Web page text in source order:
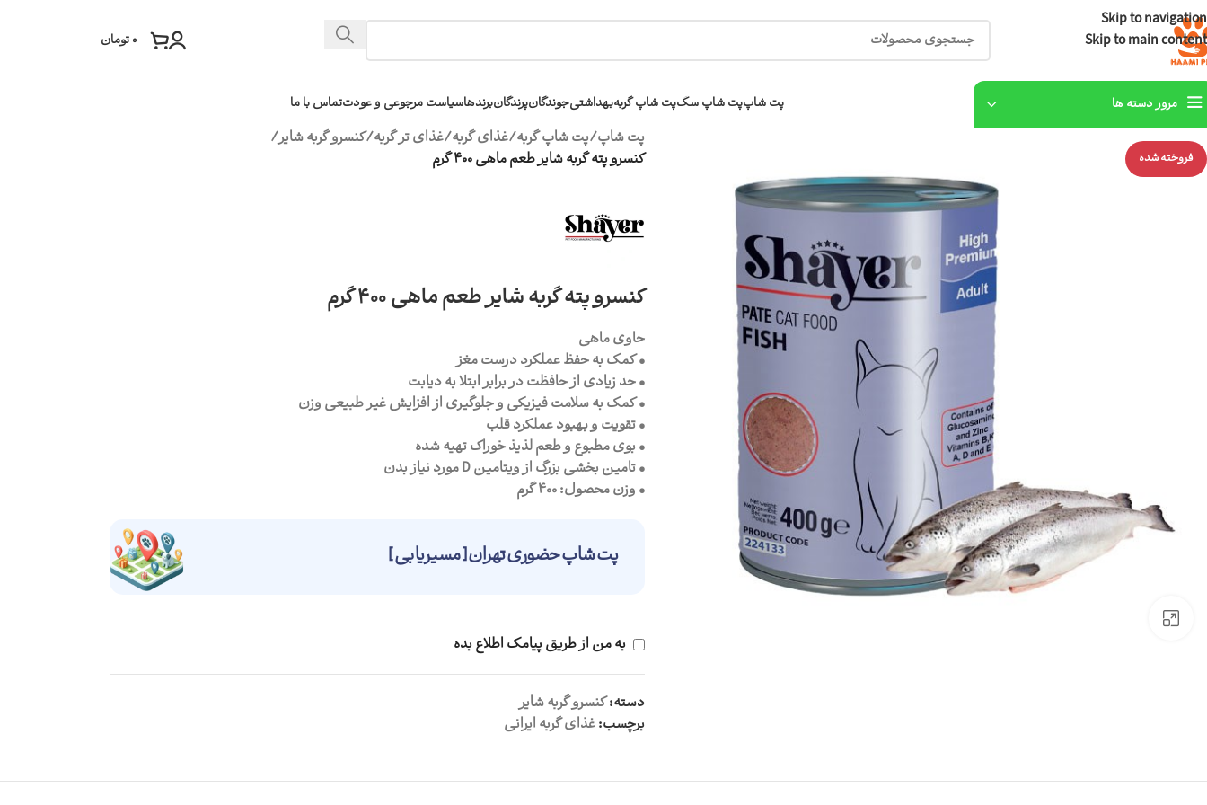
Skip to navigation
Skip to main content
۰تومان
مرور دسته ها پت شاپپت شاپ سگپت شاپ گربهبهداشتیجوندگانپرندگانبرندهاسیاست مرجوعی و عودتتماس با ما
فروخته شده
پت شاپ/پت شاپ گربه/غذای گربه/غذای تر گربه/کنسرو گربه شایر/
کنسرو پته گربه شایر طعم ماهی 400 گرم
کنسرو پته گربه شایر طعم ماهی 400 گرم
حاوی ماهی
• کمک به حفظ عملکرد درست مغز
• حد زیادی از حافظت در برابر ابتلا به دیابت
• کمک به سلامت فیزیکی و جلوگیری از افزایش غیر طبیعی وزن
• تقویت و بهبود عملکرد قلب
• بوی مطبوع و طعم لذیذ خوراک تهیه شده
• تامین بخشی بزرگ از ویتامین D مورد نیاز بدن
• وزن محصول: 400 گرم
پت شاپ حضوری تهران [ مسیریابی ]
به من از طریق پیامک اطلاع بده
دسته:کنسرو گربه شایر
برچسب:غذای گربه ایرانی